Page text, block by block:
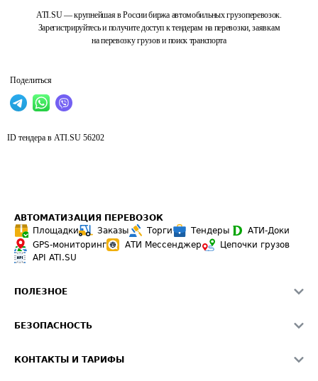
ATI.SU — крупнейшая в России биржа автомобильных грузоперевозок.
Зарегистрируйтесь и получите доступ к тендерам на перевозки, заявкам
на перевозку грузов и поиск транспорта
Поделиться
ID тендера в ATI.SU 56202
АВТОМАТИЗАЦИЯ ПЕРЕВОЗОК
Площадки
Заказы Торги Тендеры
АТИ-Доки
GPS-мониторинг
АТИ Мессенджер
Цепочки грузов
API ATI.SU
ПОЛЕЗНОЕ
Звезды ATI.SU на вашем сайте
БЕЗОПАСНОСТЬ
КОНТАКТЫ И ТАРИФЫ